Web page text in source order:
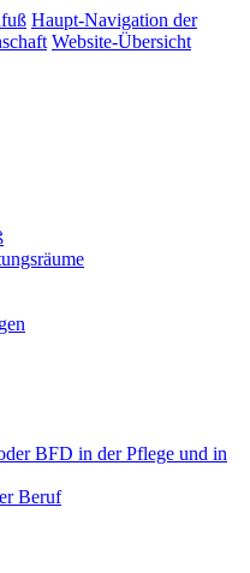
Haupt-Navigation der
Website-Übersicht
BFD in der Pflege und in
Beruf